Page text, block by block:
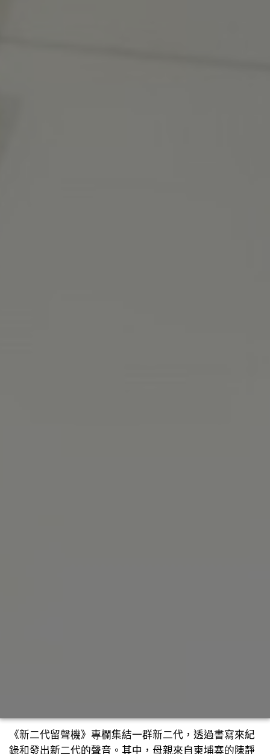
《新二代留聲機》專欄集結一群新二代，透過書寫來紀
錄和發出新二代的聲音。其中，母親來自柬埔寨的陳靜